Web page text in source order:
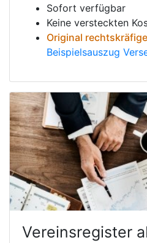
Sofort verfügbar
Keine versteckten
Original
Beispielsauszug
Vereinsregister